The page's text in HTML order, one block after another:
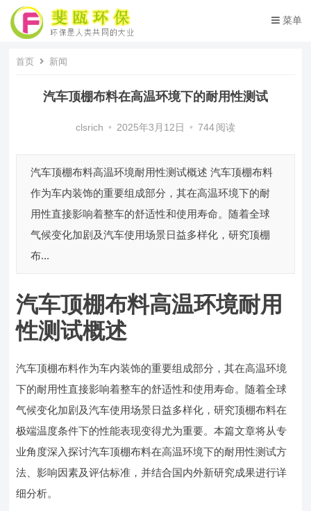
菜单
首页 新闻
汽车顶棚布料在高温环境下的耐用性测试
clsrich • 2025年3月12日 • 744 阅读
汽车顶棚布料高温环境耐用性测试概述 汽车顶棚布料
作为车内装饰的重要组成部分，其在高温环境下的耐
用性直接影响着整车的舒适性和使用寿命。随着全球
气候变化加剧及汽车使用场景日益多样化，研究顶棚
布...
汽车顶棚布料高温环境耐用
性测试概述
汽车顶棚布料作为车内装饰的重要组成部分，其在高温环境
下的耐用性直接影响着整车的舒适性和使用寿命。随着全球
气候变化加剧及汽车使用场景日益多样化，研究顶棚布料在
极端温度条件下的性能表现变得尤为重要。本篇文章将从专
业角度深入探讨汽车顶棚布料在高温环境下的耐用性测试方
法、影响因素及评估标准，并结合国内外新研究成果进行详
细分析。